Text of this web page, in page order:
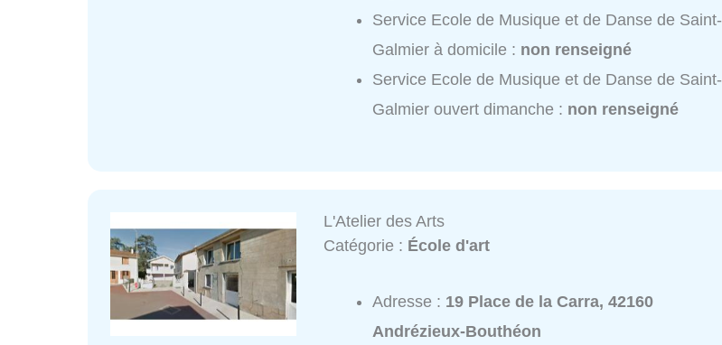
Service Ecole de Musique et de Danse de Saint-
Galmier à domicile : non renseigné
Service Ecole de Musique et de Danse de Saint-
Galmier ouvert dimanche : non renseigné
L'Atelier des Arts
Catégorie : École d'art
Adresse : 19 Place de la Carra, 42160
Andrézieux-Bouthéon